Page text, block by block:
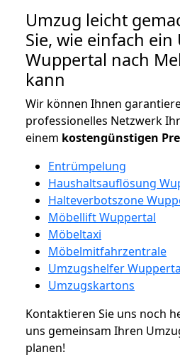
Umzug leicht
Sie, wie einfach ein
Wuppertal nach
kann
Wir können Ihnen
professionelles Netzwerk
einem kostengünstigen
Entrümpelung
Haushaltsauflösung
Halteverbotszone
Möbellift Wuppertal
Möbeltaxi
Möbelmitfahrzentrale
Umzugshelfer
Umzugskartons
Kontaktieren Sie uns noch
uns gemeinsam Ihren
planen!